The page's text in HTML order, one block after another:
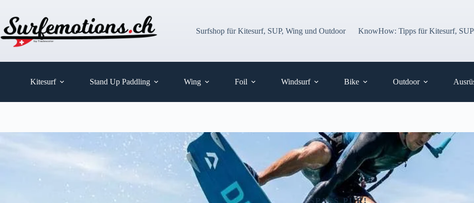
springen
Surfshop für Kitesurf, SUP, Wing und Outdoor
KnowHow: Tipps für Kitesurf,
Kitesurf Stand Up Paddling Wing Foil Windsurf Bike Outdoor
SPASS PUR!